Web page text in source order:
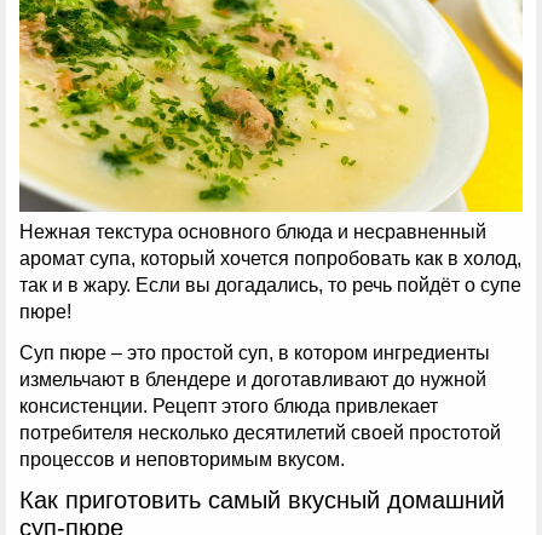
Нежная текстура основного блюда и несравненный
аромат супа, который хочется попробовать как в холод,
так и в жару. Если вы догадались, то речь пойдёт о супе
пюре!
Суп пюре – это простой суп, в котором ингредиенты
измельчают в блендере и доготавливают до нужной
консистенции. Рецепт этого блюда привлекает
потребителя несколько десятилетий своей простотой
процессов и неповторимым вкусом.
Как приготовить самый вкусный домашний
суп-пюре